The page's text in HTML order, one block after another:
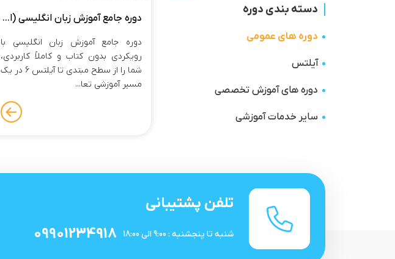
دسته بندی دوره
دوره های عمومی
آیلتس
دوره های آموزش تخصصی
سایر خدمات آموزشی
دوره جامع آموزش زبان انگلیسی (از مبتدی تا آیلتس 6) VIP
دوره جامع آموزش زبان انگلیسی با
رویکردی بدون کتاب و کاملاً کاربردی،
شما را از سطح مبتدی تا آیلتس 6 در یک
مسیر آموزشی تعا...
تلفن پشتیبانی
شنبه تا پنجشنبه : 9:00 الی 18:00 09901234918